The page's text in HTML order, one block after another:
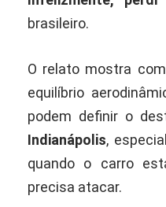
brasileiro.
O relato mostra
equilíbrio
podem definir o
Indianápolis,
quando o carro
precisa atacar.